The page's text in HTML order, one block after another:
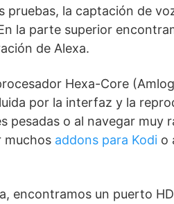
pruebas, la captación de
la parte superior
de Alexa.
Hexa-Core
por la interfaz y la
pesadas o al navegar muy
muchos addons para Kodi o
encontramos un puerto